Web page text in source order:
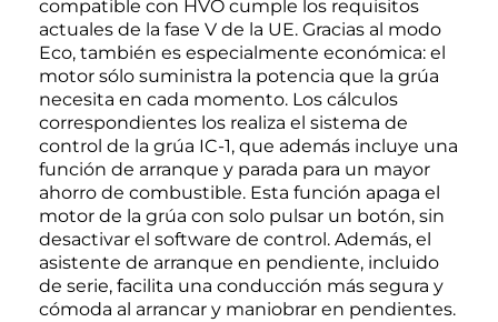
compatible con HVO cumple los requisitos
actuales de la fase V de la UE. Gracias al modo
Eco, también es especialmente económica: el
motor sólo suministra la potencia que la grúa
necesita en cada momento. Los cálculos
correspondientes los realiza el sistema de
control de la grúa IC-1, que además incluye una
función de arranque y parada para un mayor
ahorro de combustible. Esta función apaga el
motor de la grúa con solo pulsar un botón, sin
desactivar el software de control. Además, el
asistente de arranque en pendiente, incluido
de serie, facilita una conducción más segura y
cómoda al arrancar y maniobrar en pendientes.